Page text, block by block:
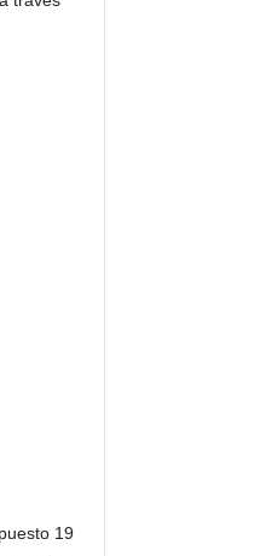
19